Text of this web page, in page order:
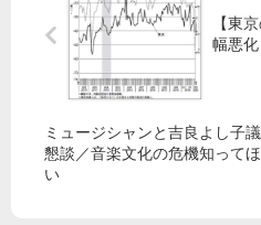
を
／
19
日
示
日
【東
ミュージシャンと吉良よし子
懇談／音楽文化の危機知って
い